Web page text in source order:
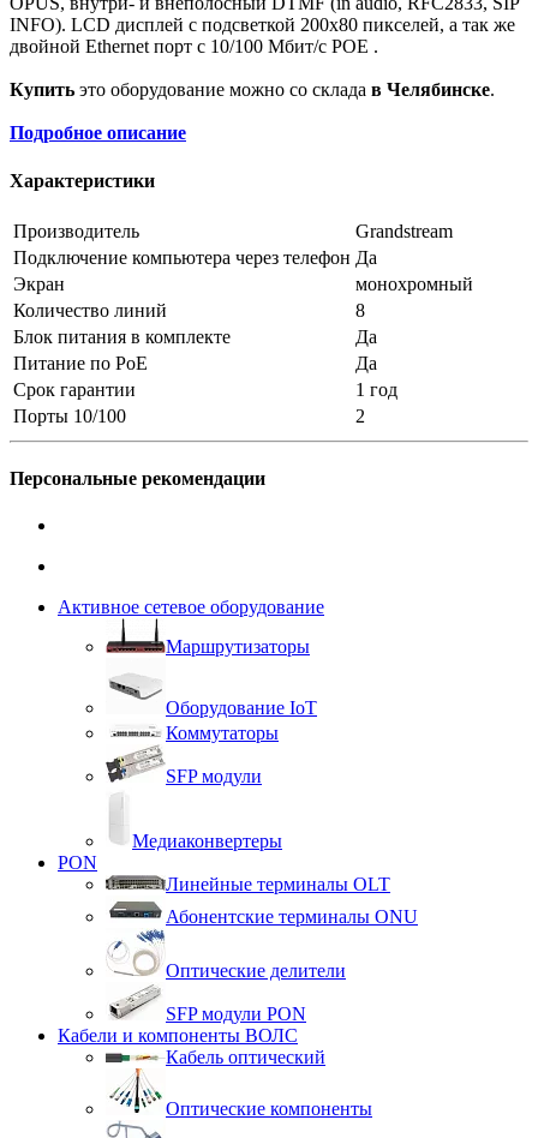
INFO). LCD дисплей с подсветкой 200х80 пикселей, а так же
двойной Ethernet порт с 10/100 Мбит/с POE .
Купить это оборудование можно со склада в Челябинске.
Подробное описание
Характеристики
Производитель
Grandstream
Подключение компьютера через телефон Да
Экран
монохромный
Количество линий
8
Блок питания в комплекте
Да
Питание по PoE
Да
Срок гарантии
1 год
Порты 10/100
2
Персональные рекомендации
Активное сетевое оборудование
Маршрутизаторы
Оборудование IoT
Коммутаторы
SFP модули
Медиаконвертеры
PON
Линейные терминалы OLT
Абонентские терминалы ONU
Оптические делители
SFP модули PON
Кабели и компоненты ВОЛС
Кабель оптический
Оптические компоненты